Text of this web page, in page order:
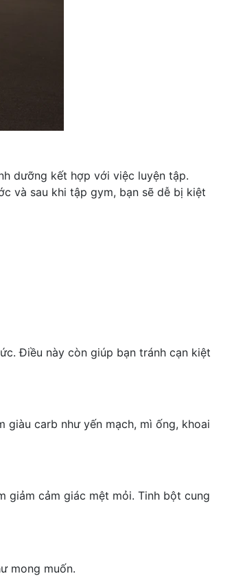
dưỡng kết hợp với việc luyện tập.
và sau khi tập gym, bạn sẽ dễ bị kiệt
Điều này còn giúp bạn tránh cạn kiệt
carb như yến mạch, mì ống, khoai
giảm cảm giác mệt mỏi. Tinh bột cung
mong muốn.